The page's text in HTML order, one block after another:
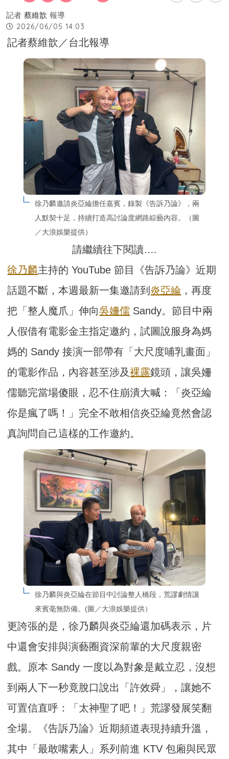
記者 蔡維歆 報導
2026/06/05 14:03
記者蔡維歆／台北報導
徐乃麟邀請炎亞綸擔任嘉賓，錄製《告訴乃論》，兩
人默契十足，持續打造高討論度網路綜藝內容。（圖
／大浪娛樂提供）
請繼續往下閱讀….
徐乃麟主持的 YouTube 節目《告訴乃論》近期
話題不斷，本週最新一集邀請到 炎亞綸 ，再度
把「整人魔爪」伸向吳姍儒 Sandy。節目中兩
人假借有電影金主指定邀約，試圖說服身為媽
媽的 Sandy 接演一部帶有「大尺度哺乳畫面」
的電影作品，內容甚至涉及裸露鏡頭，讓吳姍
儒聽完當場傻眼，忍不住崩潰大喊：「炎亞綸
你是瘋了嗎！」完全不敢相信炎亞綸竟然會認
真詢問自己這樣的工作邀約。
徐乃麟與炎亞綸在節目中討論整人橋段，荒謬劇情讓
來賓毫無防備。(圖／大浪娛樂提供）
更誇張的是，徐乃麟與炎亞綸還加碼表示，片
中還會安排與演藝圈資深前輩的大尺度親密
戲。原本 Sandy 一度以為對象是戴立忍，沒想
到兩人下一秒竟脫口說出「許效舜」，讓她不
可置信直呼：「太神聖了吧！」荒謬發展笑翻
全場。《告訴乃論》近期頻道表現持續升溫，
其中「最敢嘴素人」系列前進 KTV 包廂與民眾